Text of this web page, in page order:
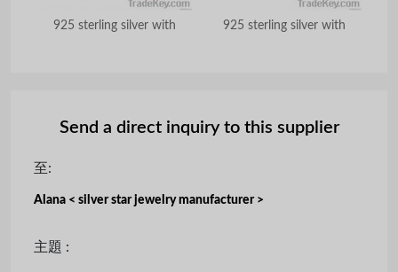
925 sterling silver with 925 sterling silver with
Send a direct inquiry to this supplier
至:
Alana < silver star jewelry manufacturer >
主題 :